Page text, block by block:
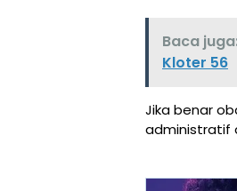
Baca
Kloter 56
Jika benar
administratif